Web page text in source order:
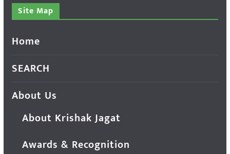
Site Map
Home
SEARCH
About Us
About Krishak Jagat
Awards & Recognition